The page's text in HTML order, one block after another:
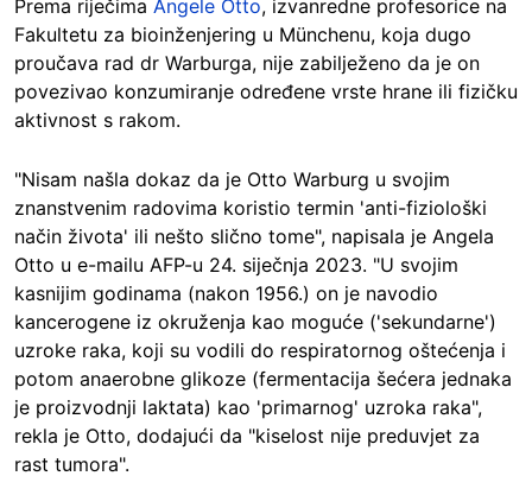
Prema riječima Angele Otto, izvanredne profesorice na
Fakultetu za bioinženjering u Münchenu, koja dugo
proučava rad dr Warburga, nije zabilježeno da je on
povezivao konzumiranje određene vrste hrane ili fizičku
aktivnost s rakom.
"Nisam našla dokaz da je Otto Warburg u svojim
znanstvenim radovima koristio termin 'anti-fiziološki
način života' ili nešto slično tome", napisala je Angela
Otto u e-mailu AFP-u 24. siječnja 2023. "U svojim
kasnijim godinama (nakon 1956.) on je navodio
kancerogene iz okruženja kao moguće ('sekundarne')
uzroke raka, koji su vodili do respiratornog oštećenja i
potom anaerobne glikoze (fermentacija šećera jednaka
je proizvodnji laktata) kao 'primarnog' uzroka raka",
rekla je Otto, dodajući da "kiselost nije preduvjet za
rast tumora".